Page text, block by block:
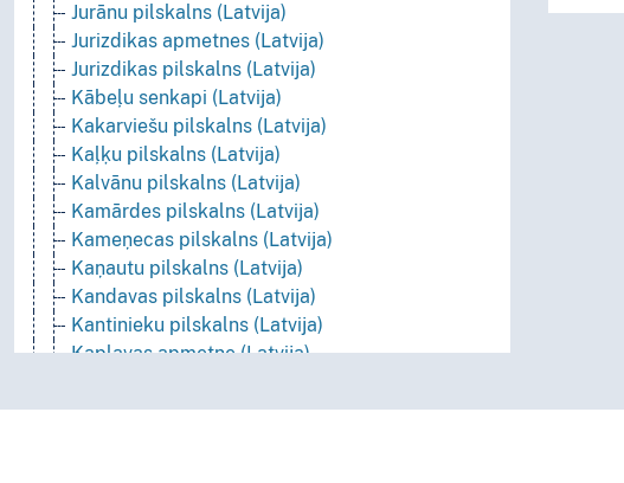
Jurānu pilskalns (Latvija)
Jurizdikas apmetnes (Latvija)
Jurizdikas pilskalns (Latvija)
Kābeļu senkapi (Latvija)
Kakarviešu pilskalns (Latvija)
Kaļķu pilskalns (Latvija)
Kalvānu pilskalns (Latvija)
Kamārdes pilskalns (Latvija)
Kameņecas pilskalns (Latvija)
Kaņautu pilskalns (Latvija)
Kandavas pilskalns (Latvija)
Kantinieku pilskalns (Latvija)
Kaplavas apmetne (Latvija)
Kārtenes pilskalns (Latvija)